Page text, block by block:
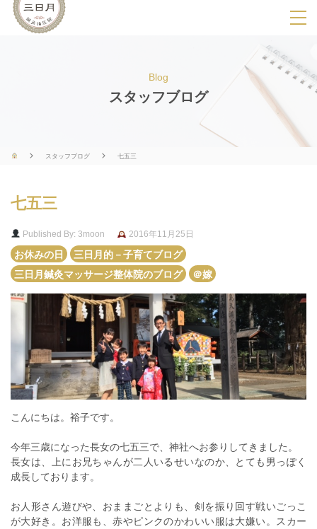
SPメニ
ー
展
用
ボ
Blog
スタッフブログ
スタッフブログ 七五三
七五三
Published By: 3moon
2016年11月25日
お休みの日
三日月的－子育てブログ
三日月鍼灸マッサージ整体院のブログ
＠嫁
こんにちは。裕子です。
今年三歳になった長女の七五三で、神社へお参りしてきました。
長女は、上にお兄ちゃんが二人いるせいなのか、とても男っぽく
成長しております。
お人形さん遊びや、おままごとよりも、剣を振り回す戦いごっこ
が大好き。お洋服も、赤やピンクのかわいい服は大嫌い。スカー